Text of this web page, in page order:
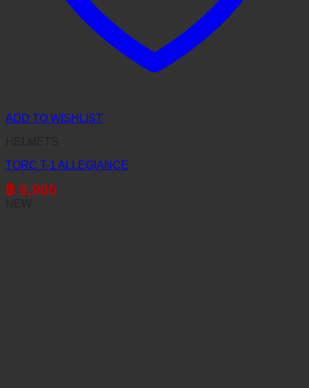
ADD TO WISHLIST
TORC T-1 ALLEGIANCE
฿ 6,900